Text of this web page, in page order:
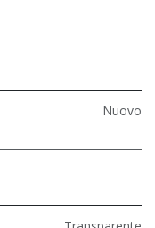
Nuovo